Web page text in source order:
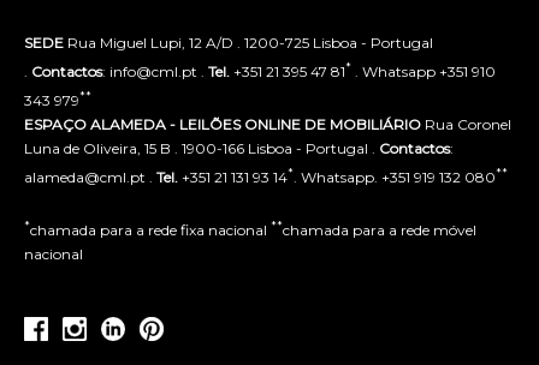
SEDE Rua Miguel Lupi, 12 A/D . 1200-725 Lisboa - Portugal
Contactos: info@cml.pt . Tel. +351 21 395 47 81* . Whatsapp +351 910
343 979**
ESPAÇO ALAMEDA - LEILÕES ONLINE DE MOBILIÁRIO Rua Coronel
Luna de Oliveira, 15 B . 1900-166 Lisboa - Portugal . Contactos:
alameda@cml.pt . Tel. +351 21 131 93 14* . Whatsapp. +351 919 132 080**
*chamada para a rede fixa nacional **chamada para a rede móvel
nacional